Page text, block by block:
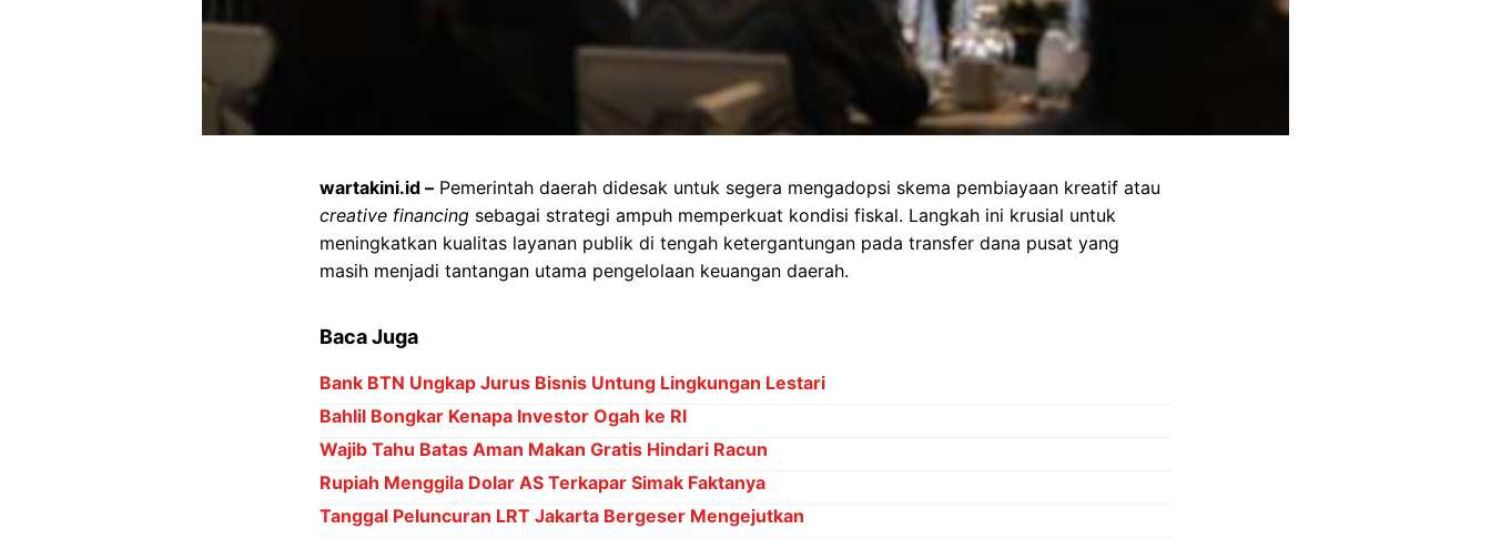
wartakini.id – Pemerintah daerah didesak untuk segera mengadopsi skema pembiayaan kreatif atau
creative financing sebagai strategi ampuh memperkuat kondisi fiskal. Langkah ini krusial untuk
meningkatkan kualitas layanan publik di tengah ketergantungan pada transfer dana pusat yang
masih menjadi tantangan utama pengelolaan keuangan daerah.
Baca Juga
Bank BTN Ungkap Jurus Bisnis Untung Lingkungan Lestari
Bahlil Bongkar Kenapa Investor Ogah ke RI
Wajib Tahu Batas Aman Makan Gratis Hindari Racun
Rupiah Menggila Dolar AS Terkapar Simak Faktanya
Tanggal Peluncuran LRT Jakarta Bergeser Mengejutkan